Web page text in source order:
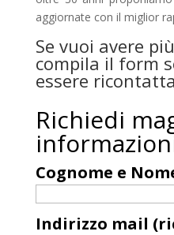
aggiornate con il miglior
Se vuoi avere
compila il form
essere
Richiedi
Cognome e
Indirizzo mail